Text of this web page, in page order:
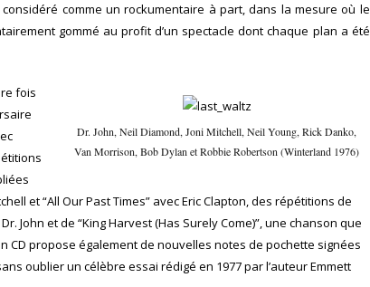
comme un rockumentaire à part, dans la mesure où le
gommé au profit d’un spectacle dont chaque plan a été
Dr. John, Neil Diamond, Joni Mitchell, Neil Young, Rick Danko,
Van Morrison, Bob Dylan et Robbie Robertson (Winterland 1976)
fois
et “All Our Past Times” avec Eric Clapton, des répétitions de
John et de “King Harvest (Has Surely Come)”, une chanson que
CD propose également de nouvelles notes de pochette signées
oublier un célèbre essai rédigé en 1977 par l’auteur Emmett